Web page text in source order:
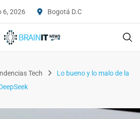
6, 2026 Bogotá D.C
Tech
Lo bueno y lo malo de la